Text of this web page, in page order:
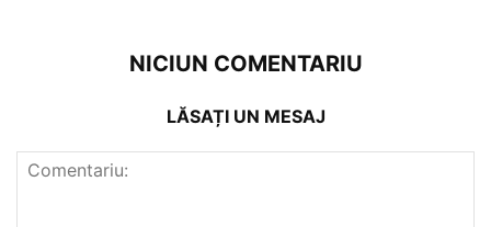
NICIUN COMENTARIU
LĂSAȚI UN MESAJ